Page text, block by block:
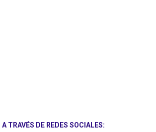
TRAVÉS DE REDES SOCIALES: